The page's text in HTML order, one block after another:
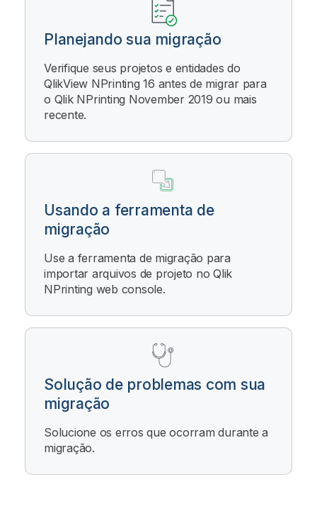
Planejando sua migração
Verifique seus projetos e entidades do
QlikView NPrinting 16 antes de migrar para
o Qlik NPrinting November 2019 ou mais
recente.
Usando a ferramenta de
migração
Use a ferramenta de migração para
importar arquivos de projeto no Qlik
NPrinting web console.
Solução de problemas com sua
migração
Solucione os erros que ocorram durante a
migração.